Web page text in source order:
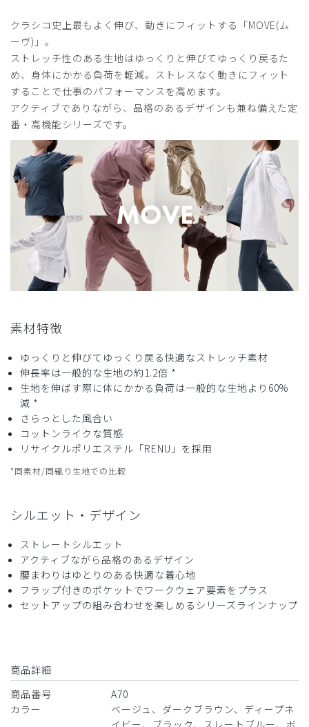
クラシコ史上最もよく伸び、動きにフィットする「MOVE(ム
ーヴ)」。
ストレッチ性のある生地はゆっくりと伸びてゆっくり戻るた
め、身体にかかる負荷を軽減。ストレスなく動きにフィット
することで仕事のパフォーマンスを高めます。
アクティブでありながら、品格のあるデザインも兼ね備えた定
番・高機能シリーズです。
素材特徴
ゆっくりと伸びてゆっくり戻る快適なストレッチ素材
伸長率は一般的な生地の約1.2倍 *
生地を伸ばす際に体にかかる負荷は一般的な生地より60%
減 *
さらっとした風合い
コットンライクな質感
リサイクルポリエステル「RENU」を採用
*同素材/同織り生地での比較
シルエット・デザイン
ストレートシルエット
アクティブながら品格のあるデザイン
腰まわりはゆとりのある快適な着心地
フラップ付きのポケットでワークウェア要素をプラス
セットアップの組み合わせを楽しめるシリーズラインナップ
商品詳細
商品番号
A70
カラー
ベージュ、ダークブラウン、ディープネ